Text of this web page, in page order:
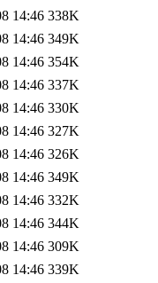
14:46 338K
14:46 349K
14:46 354K
14:46 337K
14:46 330K
14:46 327K
14:46 326K
14:46 349K
14:46 332K
14:46 344K
14:46 309K
14:46 339K